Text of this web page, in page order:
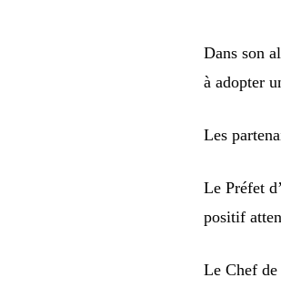
Dans son
à adopter
Les
Le Préfet
positif
Le Chef